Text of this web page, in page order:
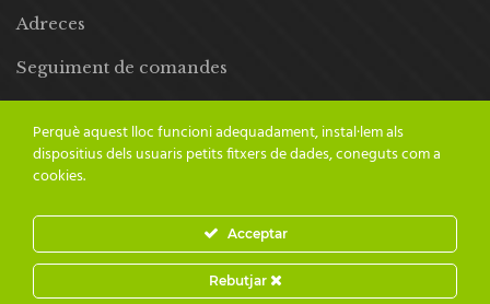
Adreces
Seguiment de comandes
© 2024 Adesiara Editorial | Tots els drets reservats | Preus amb
IVA inclòs |Grademorphic
Perquè aquest lloc funcioni adequadament, instal·lem als
dispositius dels usuaris petits fitxers de dades, coneguts com a
cookies.
Acceptar
Rebutjar